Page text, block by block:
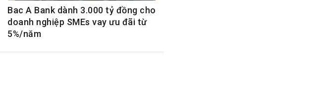
Bac A Bank dành 3.000 tỷ đồng cho
doanh nghiệp SMEs vay ưu đãi từ
5%/năm